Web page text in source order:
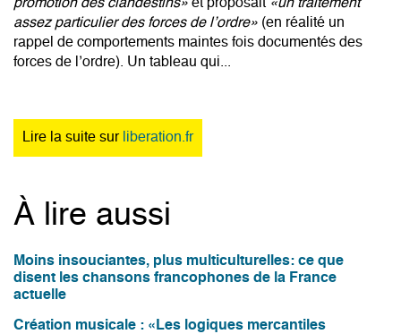
promotion des clandestins» et proposait «un traitement
assez particulier des forces de l’ordre» (en réalité un
rappel de comportements maintes fois documentés des
forces de l’ordre). Un tableau qui...
Lire la suite sur liberation.fr
À lire aussi
Moins insouciantes, plus multiculturelles: ce que
disent les chansons francophones de la France
actuelle
Création musicale : «Les logiques mercantiles